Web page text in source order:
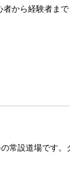
から経験者ま
常設道場です